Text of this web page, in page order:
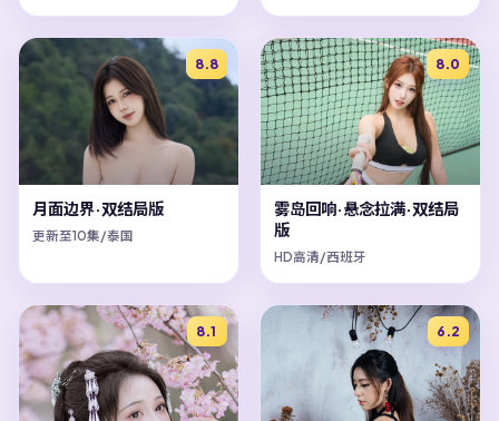
8.8
月面边界·双结局版
更新至10集/泰国
8.0
雾岛回响·悬念拉满·双结局
版
HD高清/西班牙
8.1 6.2